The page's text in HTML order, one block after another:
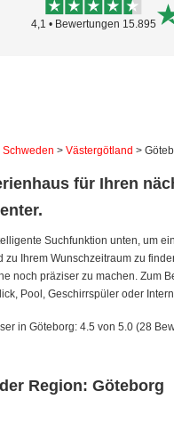
4,1 • Bewertungen 15.895
Schweden > Västergötland >
für Ihren
Suchfunktion unten, um
zu Ihrem Wunschzeitraum zu
noch präziser zu machen. Zum
Pool, Geschirrspüler oder
in Göteborg: 4.5 von 5.0 (28
Region: Göteborg